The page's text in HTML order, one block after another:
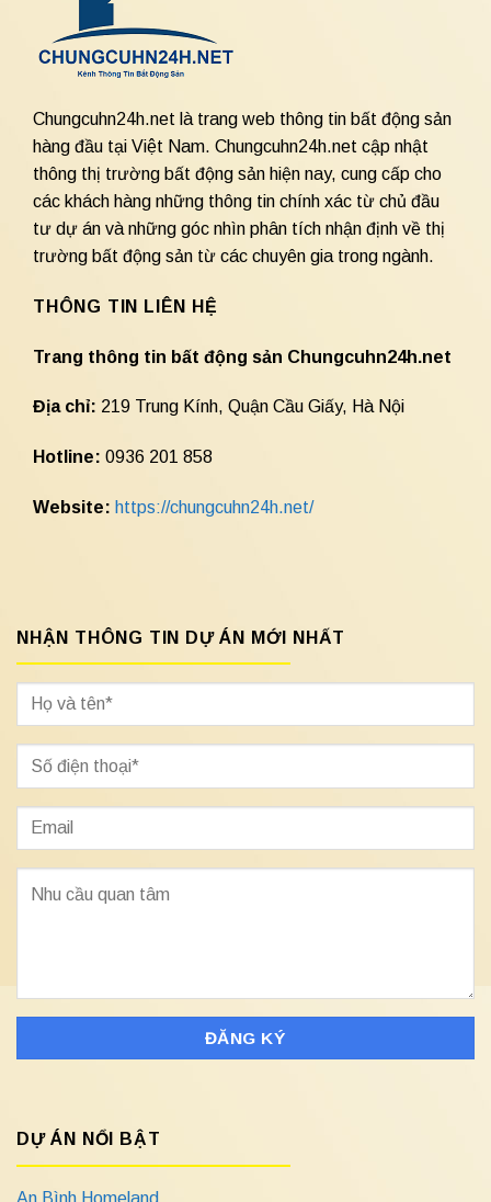
Chungcuhn24h.net là trang web thông tin bất động sản
hàng đầu tại Việt Nam. Chungcuhn24h.net cập nhật
thông thị trường bất động sản hiện nay, cung cấp cho
các khách hàng những thông tin chính xác từ chủ đầu
tư dự án và những góc nhìn phân tích nhận định về thị
trường bất động sản từ các chuyên gia trong ngành.
THÔNG TIN LIÊN HỆ
Trang thông tin bất động sản Chungcuhn24h.net
Địa chỉ: 219 Trung Kính, Quận Cầu Giấy, Hà Nội
Hotline: 0936 201 858
Website: https://chungcuhn24h.net/
NHẬN THÔNG TIN DỰ ÁN MỚI NHẤT
DỰ ÁN NỔI BẬT
An Bình Homeland